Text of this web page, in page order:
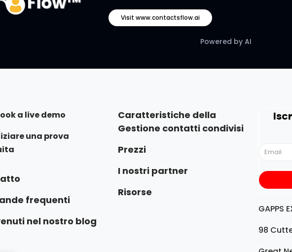
Visit www.contactsflow.ai
Powered by AI
a live demo
una prova
frequenti
nel nostro blog
Caratteristiche della
Gestione contatti condivisi
Prezzi
I nostri partner
Risorse
GAPPS
98